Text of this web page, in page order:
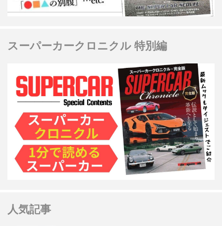
スーパーカークロニクル 特別編
人気記事